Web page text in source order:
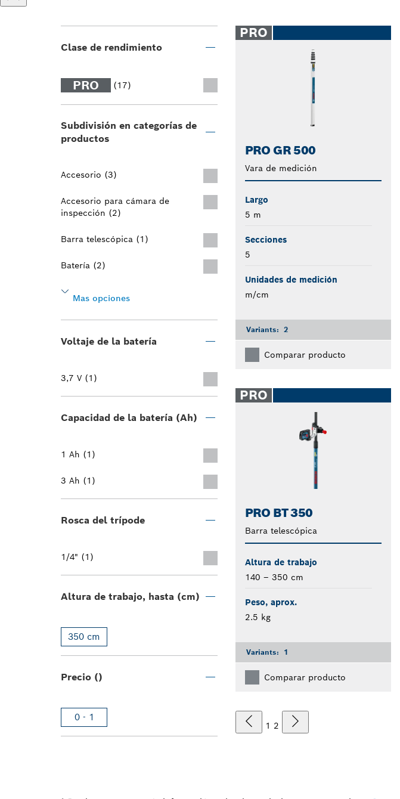
Clase de rendimiento
PRO (17)
Subdivisión en categorías de
productos
Accesorio (3)
Accesorio para cámara de
inspección (2)
Barra telescópica (1)
Batería (2)
Mas opciones
Voltaje de la batería
3,7 V (1)
Capacidad de la batería (Ah)
1 Ah (1)
3 Ah (1)
Rosca del trípode
1/4" (1)
Altura de trabajo, hasta (cm)
350 cm
Precio ()
0 - 1
PRO
PRO GR 500
Vara de medición
Largo
5 m
Secciones
5
Unidades de medición
m/cm
Variants: 2
Comparar producto
PRO
PRO BT 350
Barra telescópica
Altura de trabajo
140 – 350 cm
Peso, aprox.
2.5 kg
Variants: 1
Comparar producto
1 2